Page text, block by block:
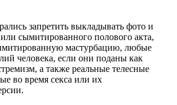
запретить выкладывать фото и
сымитированного полового акта,
мастурбацию, любые
человека, если они поданы как
а также реальные телесные
во время секса или их